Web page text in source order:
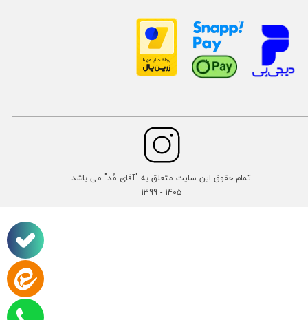
تمام حقوق این سایت متعلق به "آقای مُد" می باشد
14۰۵ - 1399